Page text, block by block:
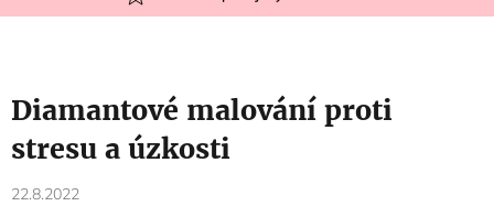
Diamantové malování proti
stresu a úzkosti
22.8.2022